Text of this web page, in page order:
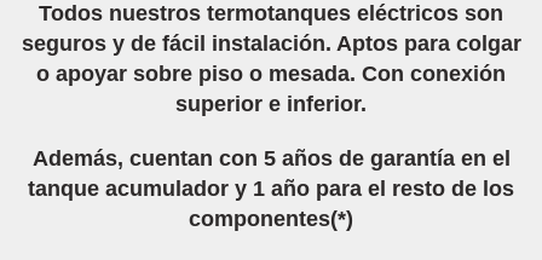
Todos nuestros termotanques eléctricos son
seguros y de fácil instalación. Aptos para colgar
o apoyar sobre piso o mesada. Con conexión
superior e inferior.
Además, cuentan con 5 años de garantía en el
tanque acumulador y 1 año para el resto de los
componentes(*)